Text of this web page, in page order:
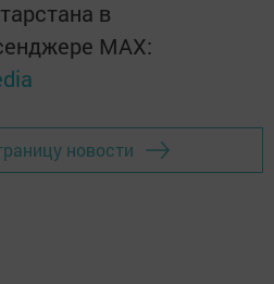
в
MАХ:
новости